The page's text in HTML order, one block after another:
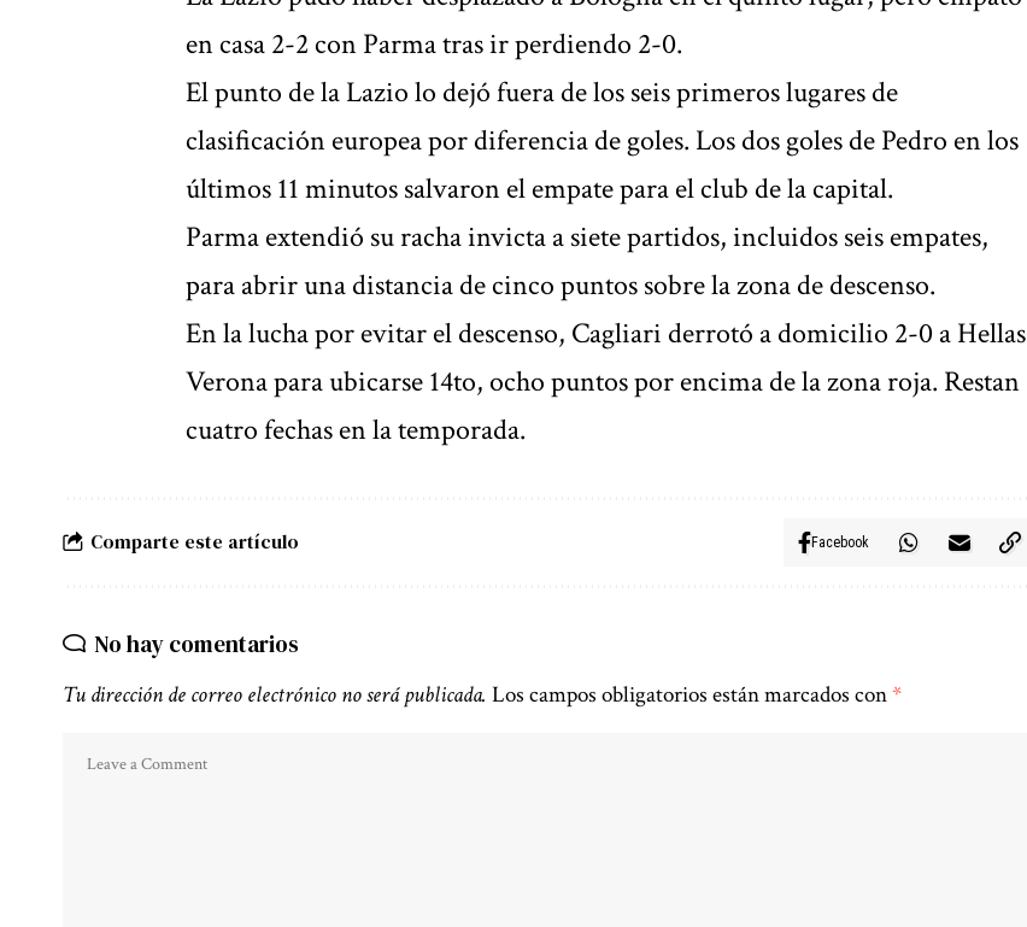
en casa 2-2 con Parma tras ir perdiendo 2-0.
El punto de la Lazio lo dejó fuera de los seis primeros lugares de
clasificación europea por diferencia de goles. Los dos goles de Pedro en los
últimos 11 minutos salvaron el empate para el club de la capital.
Parma extendió su racha invicta a siete partidos, incluidos seis empates,
para abrir una distancia de cinco puntos sobre la zona de descenso.
En la lucha por evitar el descenso, Cagliari derrotó a domicilio 2-0 a Hellas
Verona para ubicarse 14to, ocho puntos por encima de la zona roja. Restan
cuatro fechas en la temporada.
Comparte este artículo Facebook
No hay comentarios
Tu dirección de correo electrónico no será publicada. Los campos obligatorios están marcados con*